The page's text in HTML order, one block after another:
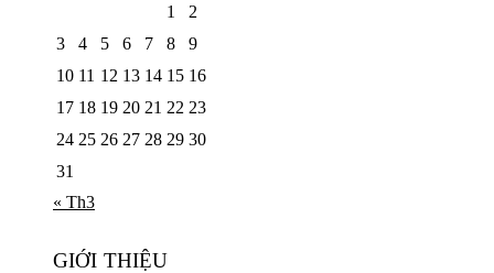
1
2
3
4 5 6 7 8
9
10 11 12 13 14 15 16
17 18 19 20 21 22 23
24 25 26 27 28 29 30
31
« Th3
GIỚI THIỆU